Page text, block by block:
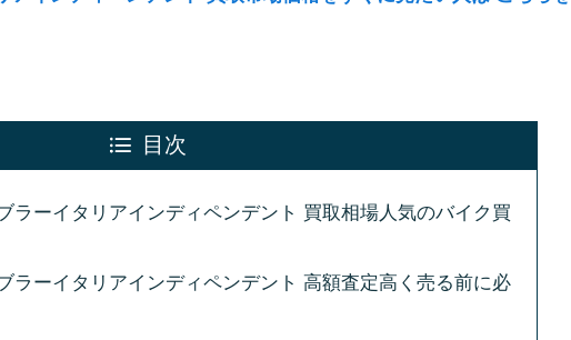
目次
ラーイタリアインディペンデント 買取相場人気のバイク買
ラーイタリアインディペンデント 高額査定高く売る前に必